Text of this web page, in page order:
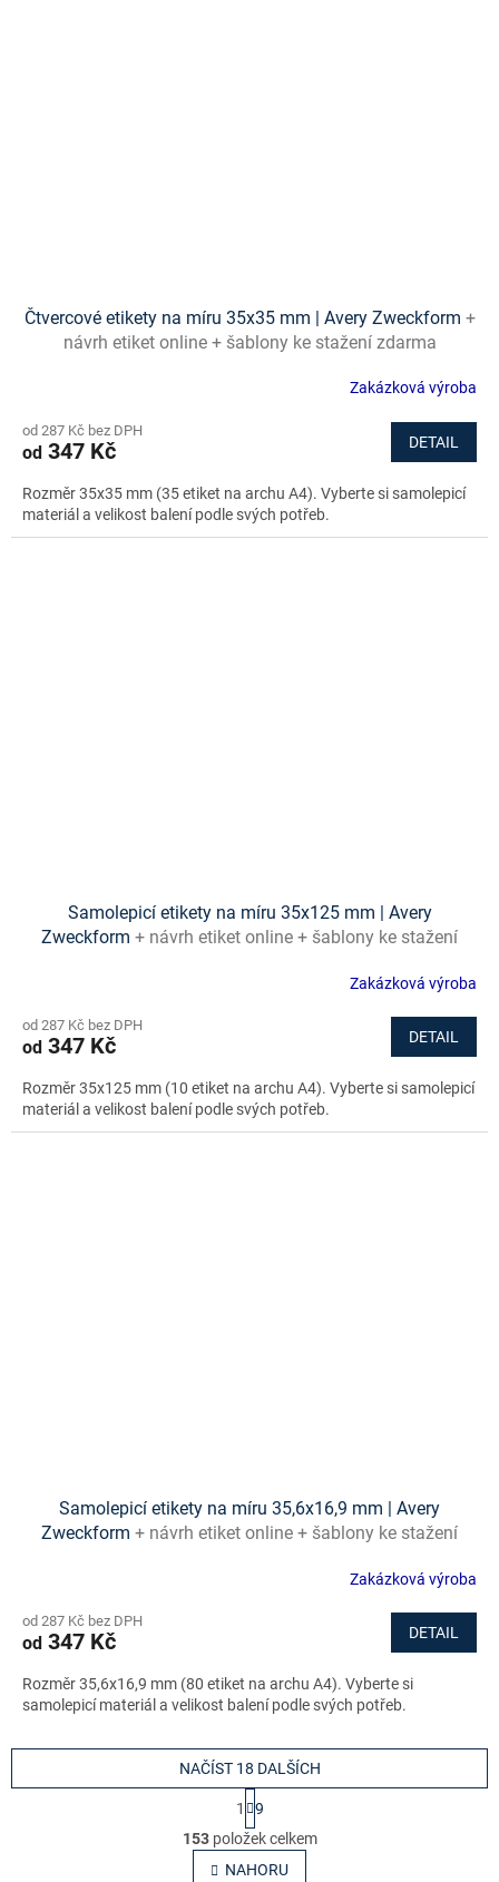
Čtvercové etikety na míru 35x35 mm | Avery Zweckform +
návrh etiket online + šablony ke stažení zdarma
Zakázková výroba
od 287 Kč bez DPH
od 347 Kč DETAIL
Rozměr 35x35 mm (35 etiket na archu A4). Vyberte si samolepicí
materiál a velikost balení podle svých potřeb.
Samolepicí etikety na míru 35x125 mm | Avery
Zweckform + návrh etiket online + šablony ke stažení
Zakázková výroba
od 287 Kč bez DPH
od 347 Kč DETAIL
Rozměr 35x125 mm (10 etiket na archu A4). Vyberte si samolepicí
materiál a velikost balení podle svých potřeb.
Samolepicí etikety na míru 35,6x16,9 mm | Avery
Zweckform + návrh etiket online + šablony ke stažení
Zakázková výroba
od 287 Kč bez DPH
od 347 Kč DETAIL
Rozměr 35,6x16,9 mm (80 etiket na archu A4). Vyberte si
samolepicí materiál a velikost balení podle svých potřeb.
O
v
l
NAČÍST 18 DALŠÍCH
S
t
r
á
n
1
9
153položek celkem
NAHORU